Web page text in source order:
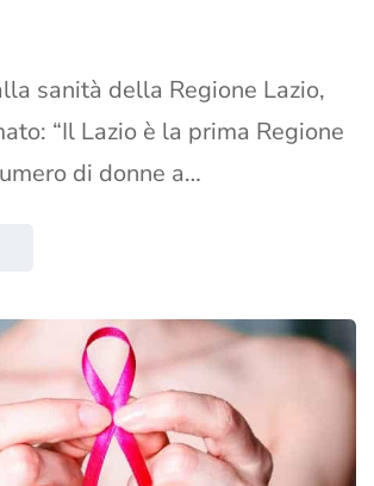
sanità della Regione Lazio,
“Il Lazio è la prima Regione
di donne a…